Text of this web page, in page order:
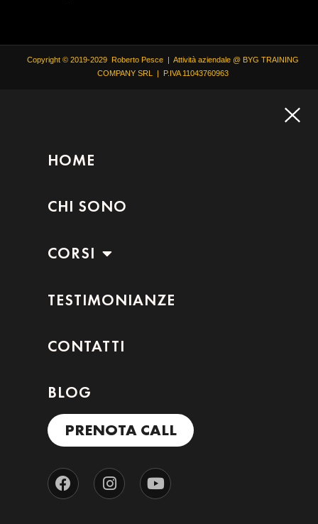
Copyright © 2019-2029 Roberto Pesce | Attività aziendale @ BYG TRAINING
COMPANY SRL | P.IVA 11043760963
HOME
CHI SONO
CORSI
TESTIMONIANZE
CONTATTI
BLOG
PRENOTA CALL